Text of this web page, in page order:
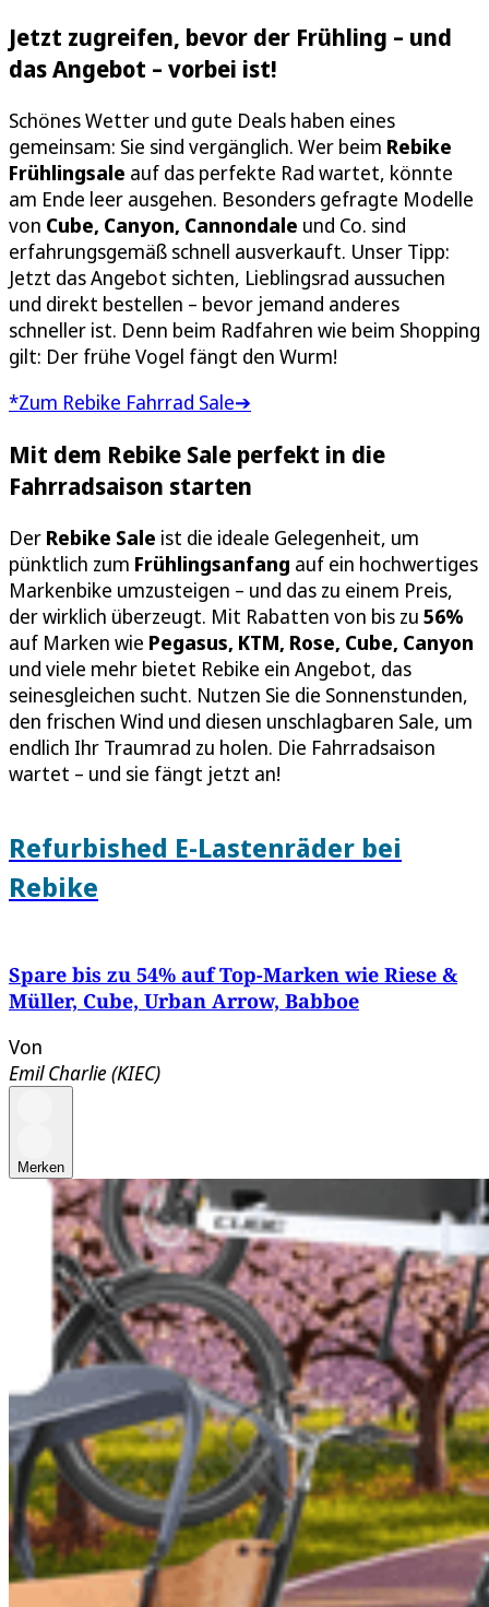
Jetzt zugreifen, bevor der Frühling – und
das Angebot – vorbei ist!
Schönes Wetter und gute Deals haben eines
gemeinsam: Sie sind vergänglich. Wer beim Rebike
Frühlingsale auf das perfekte Rad wartet, könnte
am Ende leer ausgehen. Besonders gefragte Modelle
von Cube, Canyon, Cannondale und Co. sind
erfahrungsgemäß schnell ausverkauft. Unser Tipp:
Jetzt das Angebot sichten, Lieblingsrad aussuchen
und direkt bestellen – bevor jemand anderes
schneller ist. Denn beim Radfahren wie beim Shopping
gilt: Der frühe Vogel fängt den Wurm!
*Zum Rebike Fahrrad Sale➔
Mit dem Rebike Sale perfekt in die
Fahrradsaison starten
Der Rebike Sale ist die ideale Gelegenheit, um
pünktlich zum Frühlingsanfang auf ein hochwertiges
Markenbike umzusteigen – und das zu einem Preis,
der wirklich überzeugt. Mit Rabatten von bis zu 56%
auf Marken wie Pegasus, KTM, Rose, Cube, Canyon
und viele mehr bietet Rebike ein Angebot, das
seinesgleichen sucht. Nutzen Sie die Sonnenstunden,
den frischen Wind und diesen unschlagbaren Sale, um
endlich Ihr Traumrad zu holen. Die Fahrradsaison
wartet – und sie fängt jetzt an!
Refurbished E-Lastenräder bei
Rebike
Spare bis zu 54% auf Top-Marken wie Riese &
Müller, Cube, Urban Arrow, Babboe
Von
Emil Charlie (KIEC)
Merken